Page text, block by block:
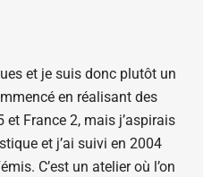
et je suis donc plutôt un
en réalisant des
France 2, mais j’aspirais
et j’ai suivi en 2004
C’est un atelier où l’on